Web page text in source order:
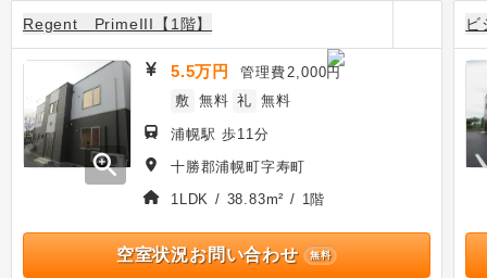
Regent PrimeIII【1階】
zoom_in
5.5万円 管理費 2,000円
敷 無料 礼 無料
浦幌駅 歩11分
十勝郡浦幌町字寿町
1LDK / 38.83m² / 1階
空室状況お問い合わせ 無料
ビ